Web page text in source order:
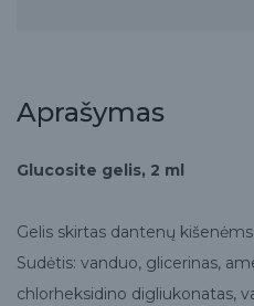
Aprašymas
Glucosite gelis, 2 ml
Gelis skirtas dantenų
Sudėtis: vanduo, glicerinas,
chlorheksidino digliukonatas,